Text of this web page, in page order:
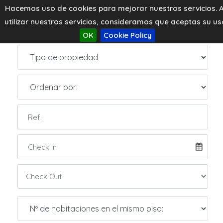
Hacemos uso de cookies para mejorar nuestros servicios.
utilizar nuestros servicios, consideramos que aceptas su
OK
Cookie Policy
500€
m
m